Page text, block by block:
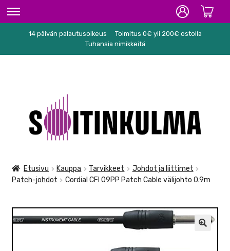
ETUSIVU
KARAOKE
NUOTIT
TARVIKKEET
SEKALAISET
14 päivän palautusoikeus
Toimitus 0€ yli 200€ ostolla
Tuhansia nimikkeitä
navigointiin
sisältöön
Etusivu Kauppa Tarvikkeet
Johdot ja liittimet
Patch-johdot
Cordial CFI 09PP Patch Cable välijohto 0.9m